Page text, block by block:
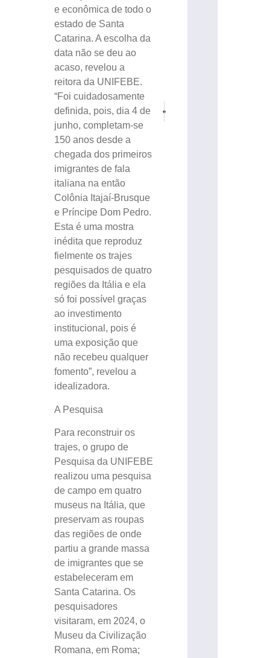
e econômica de todo o
estado de Santa
Catarina. A escolha da
data não se deu ao
acaso, revelou a
reitora da UNIFEBE.
“Foi cuidadosamente
definida, pois, dia 4 de
junho, completam-se
150 anos desde a
chegada dos primeiros
imigrantes de fala
italiana na então
Colônia Itajaí-Brusque
e Príncipe Dom Pedro.
Esta é uma mostra
inédita que reproduz
fielmente os trajes
pesquisados de quatro
regiões da Itália e ela
só foi possível graças
ao investimento
institucional, pois é
uma exposição que
não recebeu qualquer
fomento”, revelou a
idealizadora.
A Pesquisa
Para reconstruir os
trajes, o grupo de
Pesquisa da UNIFEBE
realizou uma pesquisa
de campo em quatro
museus na Itália, que
preservam as roupas
das regiões de onde
partiu a grande massa
de imigrantes que se
estabeleceram em
Santa Catarina. Os
pesquisadores
visitaram, em 2024, o
Museu da Civilização
Romana, em Roma;
PRÓXIMO